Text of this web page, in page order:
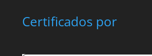
Certificados por